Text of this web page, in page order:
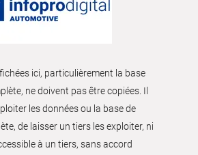
ici, particulièrement la base
ne doivent pas être copiées. Il
les données ou la base de
de laisser un tiers les exploiter, ni
à un tiers, sans accord